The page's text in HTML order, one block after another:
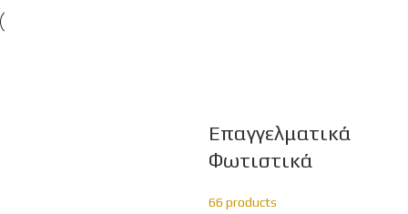
Επαγγελματικά
Φωτιστικά
66 products